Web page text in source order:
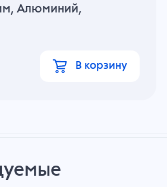
Алюминий,
В корзину